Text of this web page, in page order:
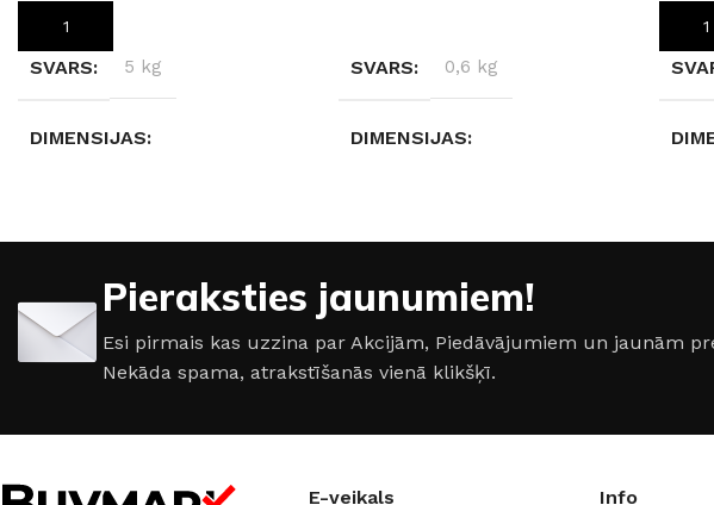
PIEVIENOT GROZAM
SVARS 5 kg
DIMENSIJAS
Rusty Copper K104
SVARS 0,6 kg
DIMENSIJAS
Sudrabs ,Melns , Balta
Bronza
Pieraksties jaunumiem!
Esi pirmais kas uzzina par Akcijām, Piedāvājumiem un jaunām
Nekāda spama, atrakstīšanās vienā klikšķī.
E-veikals Info